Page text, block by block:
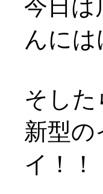
今日は
んに
そし
新型
イ！！